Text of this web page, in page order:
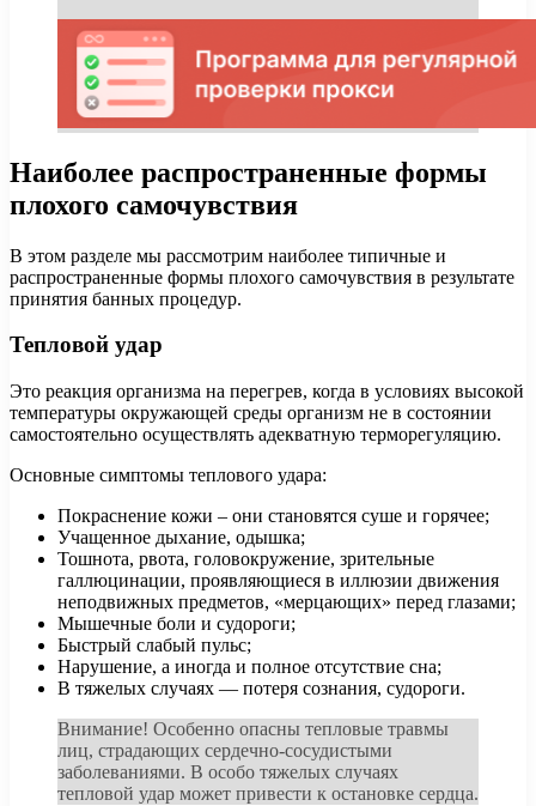
Наиболее распространенные формы
плохого самочувствия
В этом разделе мы рассмотрим наиболее типичные и
распространенные формы плохого самочувствия в результате
принятия банных процедур.
Тепловой удар
Это реакция организма на перегрев, когда в условиях высокой
температуры окружающей среды организм не в состоянии
самостоятельно осуществлять адекватную терморегуляцию.
Основные симптомы теплового удара:
Покраснение кожи – они становятся суше и горячее;
Учащенное дыхание, одышка;
Тошнота, рвота, головокружение, зрительные
галлюцинации, проявляющиеся в иллюзии движения
неподвижных предметов, «мерцающих» перед глазами;
Мышечные боли и судороги;
Быстрый слабый пульс;
Нарушение, а иногда и полное отсутствие сна;
В тяжелых случаях — потеря сознания, судороги.
Внимание! Особенно опасны тепловые травмы
лиц, страдающих сердечно-сосудистыми
заболеваниями. В особо тяжелых случаях
тепловой удар может привести к остановке сердца.